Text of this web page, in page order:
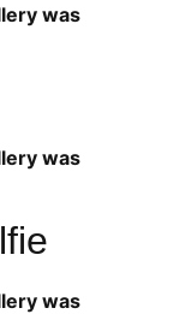
was
was
was